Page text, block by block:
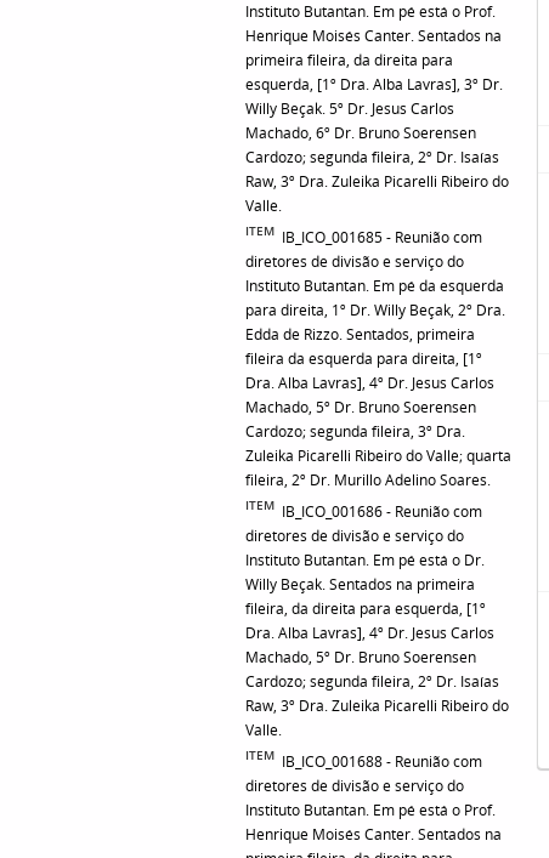
Instituto Butantan. Em pé está o Prof.
Henrique Moisés Canter. Sentados na
primeira fileira, da direita para
esquerda, [1º Dra. Alba Lavras], 3º Dr.
Willy Beçak. 5º Dr. Jesus Carlos
Machado, 6º Dr. Bruno Soerensen
Cardozo; segunda fileira, 2º Dr. Isaías
Raw, 3º Dra. Zuleika Picarelli Ribeiro do
Valle.
ITEM IB_ICO_001685 - Reunião com
diretores de divisão e serviço do
Instituto Butantan. Em pé da esquerda
para direita, 1º Dr. Willy Beçak, 2º Dra.
Edda de Rizzo. Sentados, primeira
fileira da esquerda para direita, [1º
Dra. Alba Lavras], 4º Dr. Jesus Carlos
Machado, 5º Dr. Bruno Soerensen
Cardozo; segunda fileira, 3º Dra.
Zuleika Picarelli Ribeiro do Valle; quarta
fileira, 2º Dr. Murillo Adelino Soares.
ITEM IB_ICO_001686 - Reunião com
diretores de divisão e serviço do
Instituto Butantan. Em pé está o Dr.
Willy Beçak. Sentados na primeira
fileira, da direita para esquerda, [1º
Dra. Alba Lavras], 4º Dr. Jesus Carlos
Machado, 5º Dr. Bruno Soerensen
Cardozo; segunda fileira, 2º Dr. Isaías
Raw, 3º Dra. Zuleika Picarelli Ribeiro do
Valle.
ITEM IB_ICO_001688 - Reunião com
diretores de divisão e serviço do
Instituto Butantan. Em pé está o Prof.
Henrique Moisés Canter. Sentados na